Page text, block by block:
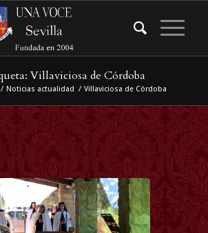
Villaviciosa de Córdoba
/ Noticias actualidad / Villaviciosa de Córdoba